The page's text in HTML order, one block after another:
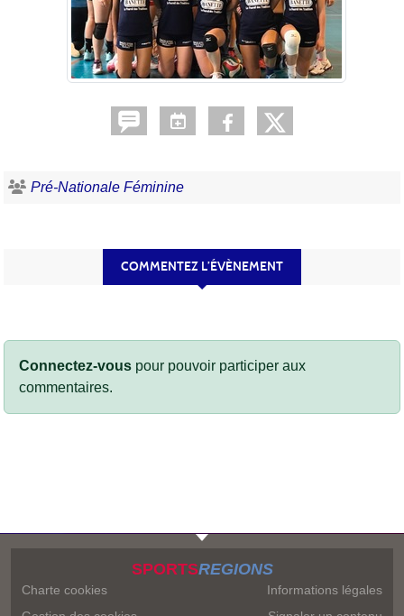
Pré-Nationale Féminine
COMMENTEZ L’ÉVÈNEMENT
Connectez-vous pour pouvoir participer aux
commentaires.
SPORTSREGIONS
Charte cookies
Informations légales